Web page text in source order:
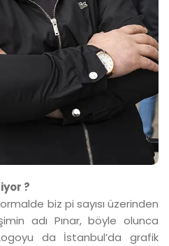
?
biz pi sayısı üzerinden
adı Pınar, böyle olunca
da İstanbul’da grafik